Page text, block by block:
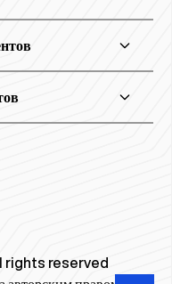
rights reserved